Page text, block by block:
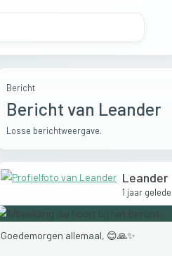
Bericht
Bericht van Leander
Losse berichtweergave.
Leander
1 jaar
Goedemorgen allemaal, 😊🙏✨